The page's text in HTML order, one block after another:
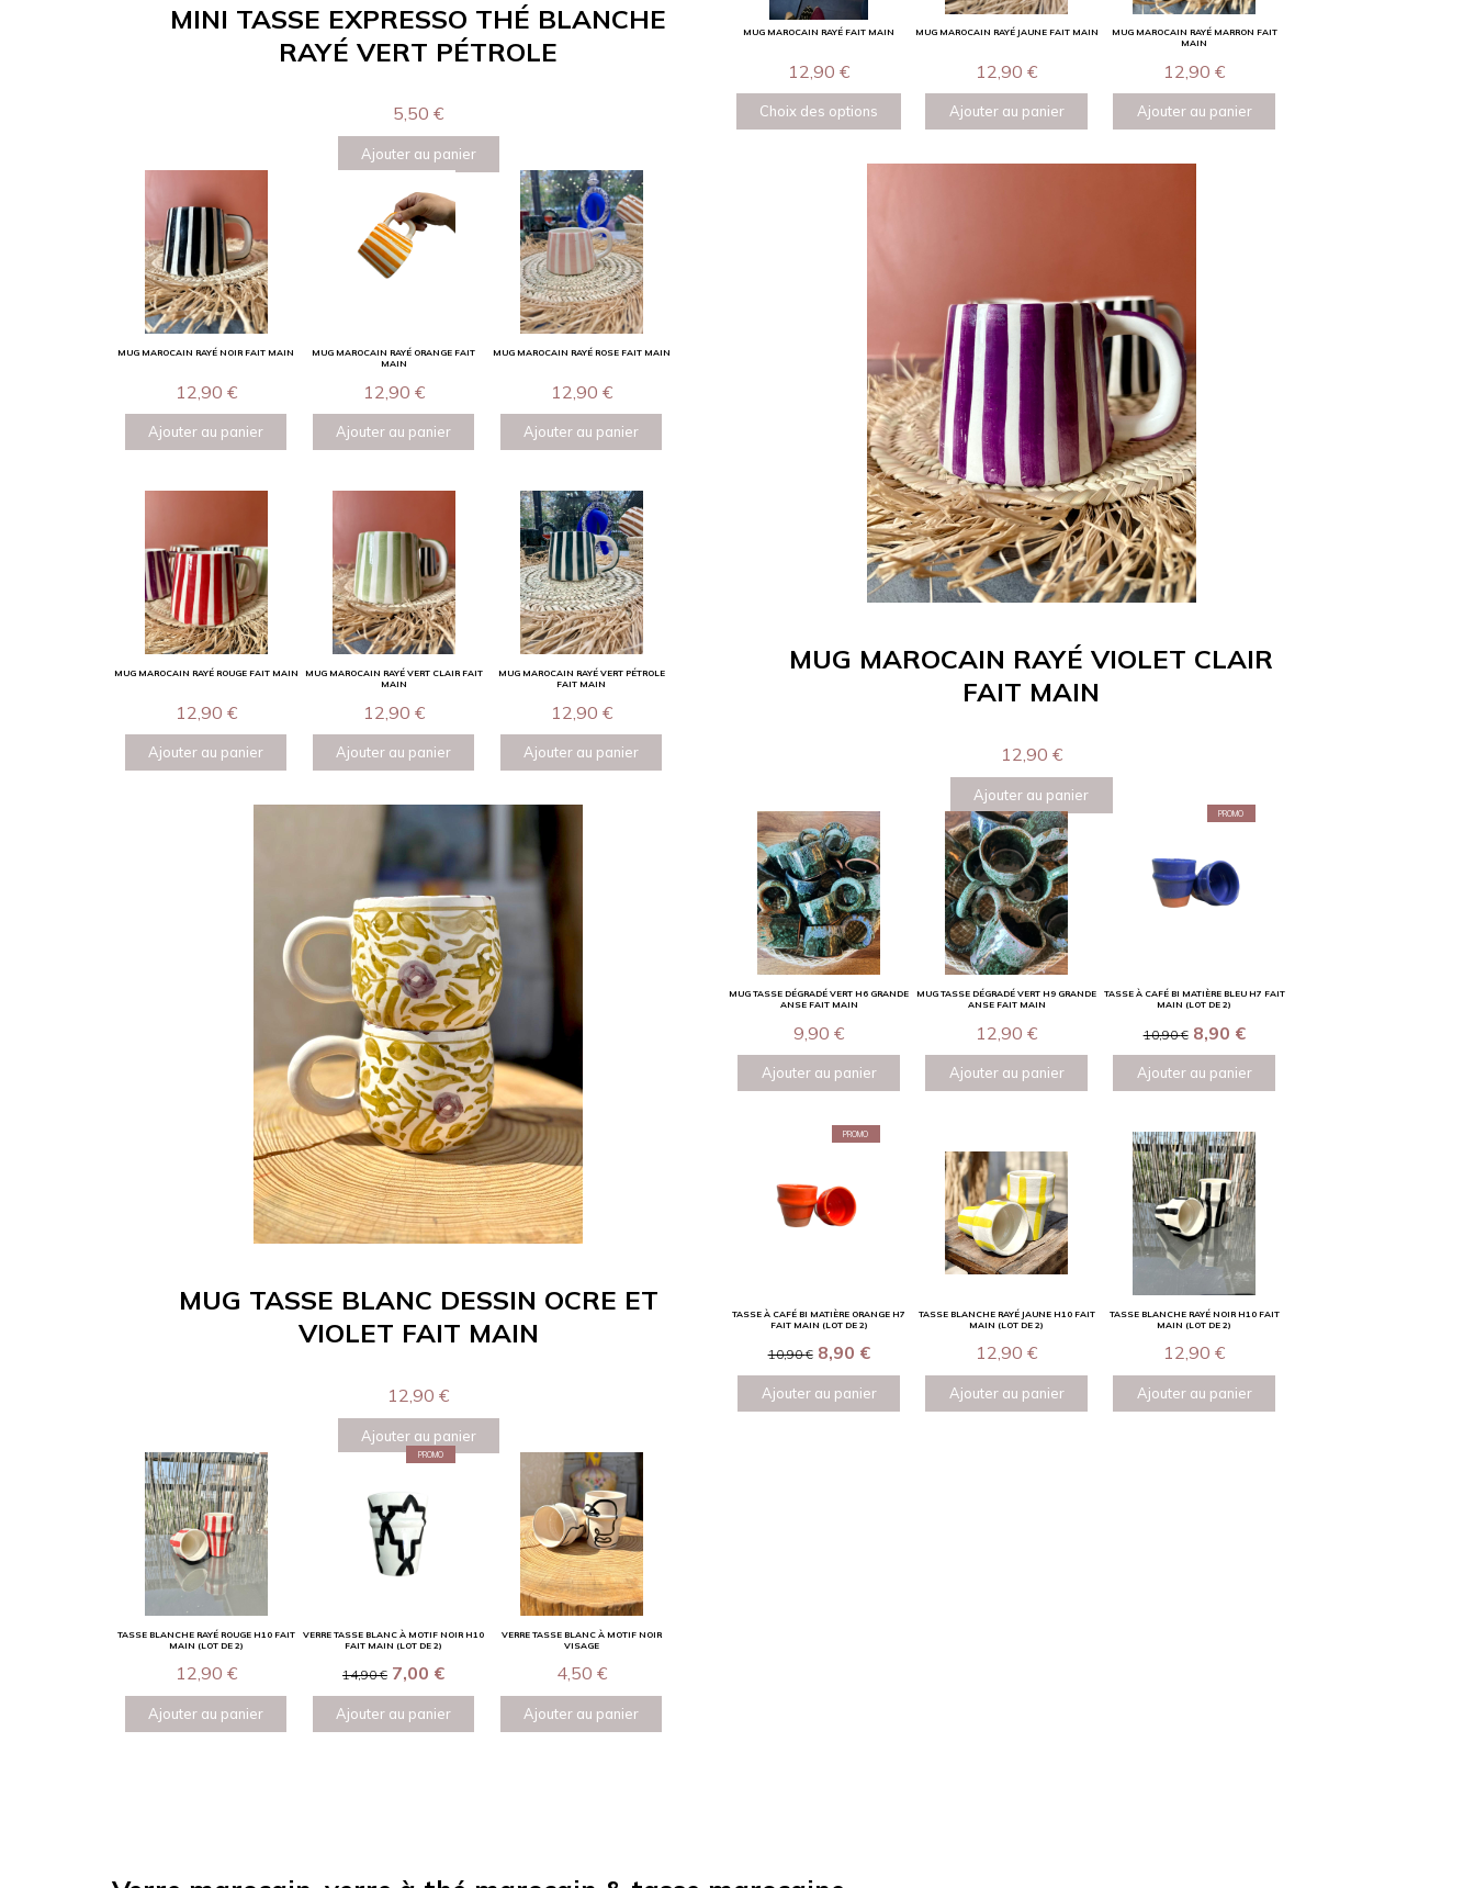
MINI TASSE EXPRESSO THÉ BLANCHE
RAYÉ VERT PÉTROLE
5,50€
Ajouter au panier
MUG MAROCAIN RAYÉ FAIT MAIN
12,90€
Choix des options
MUG MAROCAIN RAYÉ JAUNE FAIT MAIN
12,90€
Ajouter au panier
MUG MAROCAIN RAYÉ MARRON FAIT
MAIN
12,90€
Ajouter au panier
MUG MAROCAIN RAYÉ NOIR FAIT MAIN
12,90 €
Ajouter au panier
MUG MAROCAIN RAYÉ ORANGE FAIT
MAIN
12,90 €
Ajouter au panier
MUG MAROCAIN RAYÉ ROSE FAIT MAIN
12,90 €
Ajouter au panier
MUG MAROCAIN RAYÉ ROUGE FAIT MAIN
12,90 €
Ajouter au panier
MUG MAROCAIN RAYÉ VERT CLAIR FAIT
MAIN
12,90 €
Ajouter au panier
MUG MAROCAIN RAYÉ VERT PÉTROLE
FAIT MAIN
12,90 €
Ajouter au panier
MUG MAROCAIN RAYÉ VIOLET CLAIR
FAIT MAIN
12,90 €
Ajouter au panier
MUG TASSE BLANC DESSIN OCRE ET
VIOLET FAIT MAIN
12,90€
Ajouter au panier
MUG TASSE DÉGRADÉ VERT H6 GRANDE
ANSE FAIT MAIN
9,90€
Ajouter au panier
MUG TASSE DÉGRADÉ VERT H9 GRANDE
ANSE FAIT MAIN
12,90€
Ajouter au panier
PROMO
TASSE À CAFÉ BI MATIÈRE BLEU H7 FAIT
MAIN (LOT DE 2)
10,90€ 8,90 €
Ajouter au panier
PROMO
TASSE À CAFÉ BI MATIÈRE ORANGE H7
FAIT MAIN (LOT DE 2)
10,90€ 8,90 €
Ajouter au panier
TASSE BLANCHE RAYÉ JAUNE H10 FAIT
MAIN (LOT DE 2)
12,90€
Ajouter au panier
TASSE BLANCHE RAYÉ NOIR H10 FAIT
MAIN (LOT DE 2)
12,90€
Ajouter au panier
TASSE BLANCHE RAYÉ ROUGE H10 FAIT
MAIN (LOT DE 2)
12,90 €
Ajouter au panier
PROMO
VERRE TASSE BLANC À MOTIF NOIR H10
FAIT MAIN (LOT DE 2)
14,90€ 7,00 €
Ajouter au panier
VERRE TASSE BLANC À MOTIF NOIR
VISAGE
4,50 €
Ajouter au panier